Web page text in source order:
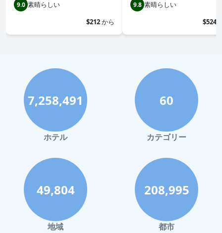
9.0 素晴らしい
$212から
9.8 素晴らしい
$524
7,258,491
ホテル
60
カテゴリー
49,804
地域
208,995
都市